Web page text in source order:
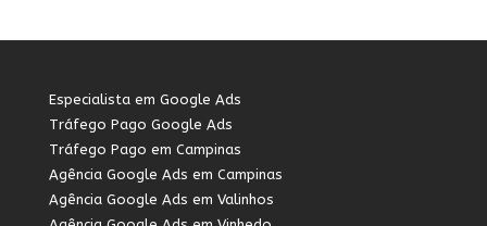
Especialista em Google Ads
Tráfego Pago Google Ads
Tráfego Pago em Campinas
Agência Google Ads em Campinas
Agência Google Ads em Valinhos